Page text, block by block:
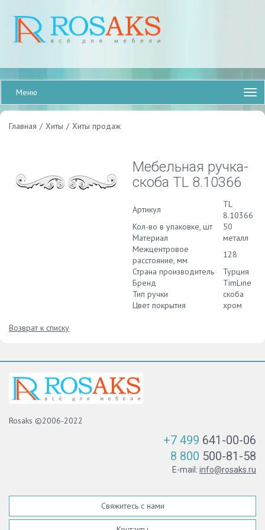
Меню
Главная / Хиты / Хиты продаж
Мебельная ручка-
скоба TL 8.10366
Артикул
TL
8.10366
Кол-во в упаковке, шт
50
Материал
металл
Межцентровое
расстояние, мм
128
Страна производитель
Турция
Бренд
TimLine
Тип ручки
скоба
Цвет покрытия
хром
Возврат к списку
Rosaks ©2006-2022
+7 499 641-00-06
8 800 500-81-58
E-mail: info@rosaks.ru
Свяжитесь с нами